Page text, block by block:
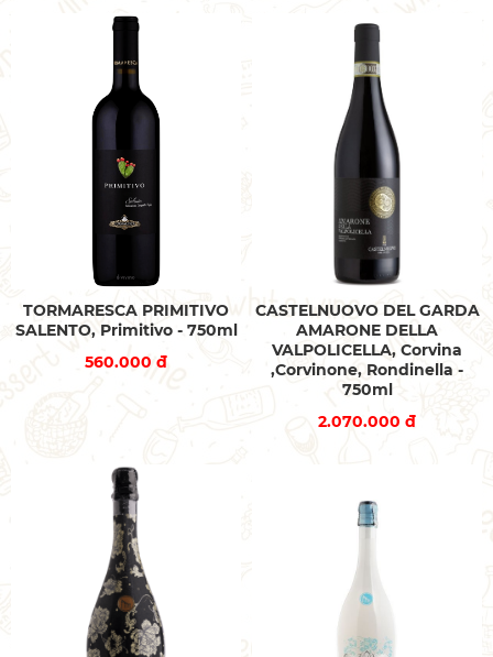
TORMARESCA PRIMITIVO
SALENTO, Primitivo - 750ml
560.000 đ
CASTELNUOVO DEL GARDA
AMARONE DELLA
VALPOLICELLA, Corvina
,Corvinone, Rondinella -
750ml
2.070.000 đ